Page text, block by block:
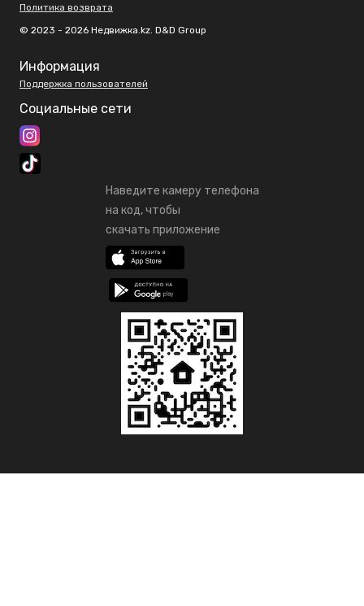
Политика возврата
© 2023 - 2026 Недвижка.kz. D&D Group
Информация
Поддержка пользователей
Социальные сети
Наведите камеру телефона
на код, чтобы
скачать приложение